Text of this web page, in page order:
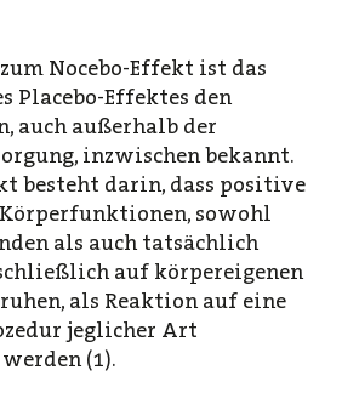
Nocebo-Effekt ist das
Placebo-Effektes den
auch außerhalb der
inzwischen bekannt.
besteht darin, dass positive
sowohl
als auch tatsächlich
auf körpereigenen
als Reaktion auf eine
jeglicher Art
(1).